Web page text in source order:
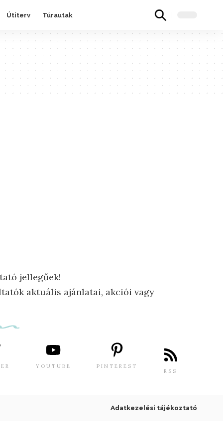
Útiterv Túrautak
jellegűek!
aktuális ajánlatai, akciói vagy
YOUTUBE PINTEREST
RSS
Adatkezelési tájékoztató